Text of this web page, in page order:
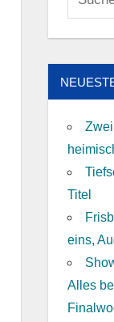
Titel
eins,
Alles